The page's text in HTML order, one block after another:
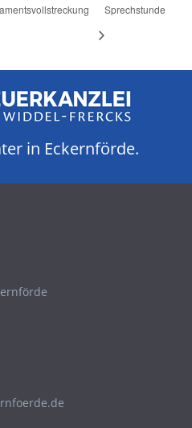
Sprechstunde
in Eckernförde.